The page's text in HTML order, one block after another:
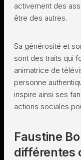
activement des
être des autres.
Sa générosité et
sont des traits qui
animatrice de
personne
inspire ainsi ses
actions sociales
Faustine
différentes